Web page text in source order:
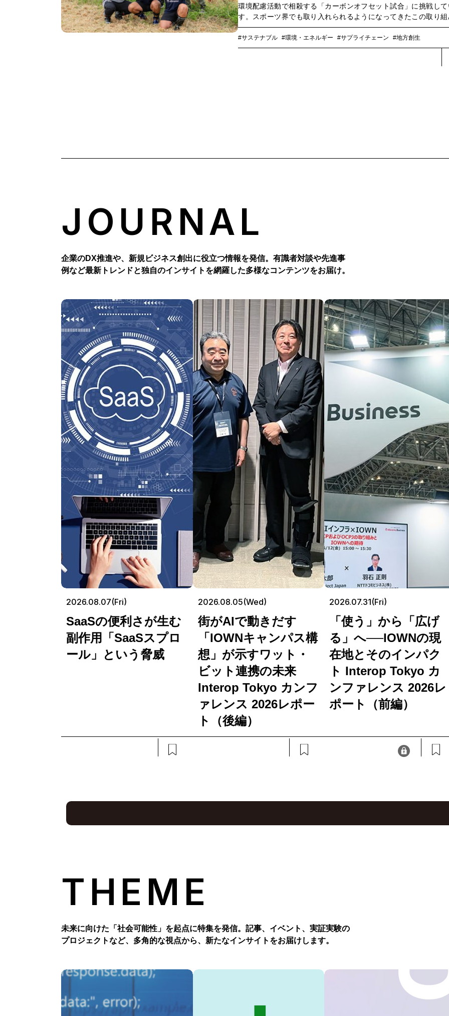
環境配慮活動で相殺する「カーボンオフセット試合」に挑戦し
す。スポーツ界でも取り入れられるようになってきたこの取り
支えるのが、遠く離れた新潟県上越市の水田から生まれるカー
レジットです。地元の農業法人「株式会社蛍の里（以下、蛍の
が、ヤンマーマルシェ株式会社（以下、ヤンマーマルシェ）の
#サステナブル #環境・エネルギー #サプライチェーン #地方創生
JOURNAL
企業のDX推進や、新規ビジネス創出に役立つ情報を発信。有識者対談や先進事
例など最新トレンドと独自のインサイトを網羅した多様なコンテンツをお届け。
2026.08.07(Fri)
SaaSの便利さが生む
副作用「SaaSスプロ
ール」という脅威
2026.08.05(Wed)
街がAIで動きだす
「IOWNキャンパス構
想」が示すワット・
ビット連携の未来
Interop Tokyo カンフ
ァレンス 2026レポー
ト（後編）
2026.07.31(Fri)
「使う」から「広げ
る」へ──IOWNの現
在地とそのインパク
ト Interop Tokyo カ
ンファレンス 2026レ
ポート（前編）
THEME
未来に向けた「社会可能性」を起点に特集を発信。記事、イベント、実証実験の
プロジェクトなど、多角的な視点から、新たなインサイトをお届けします。